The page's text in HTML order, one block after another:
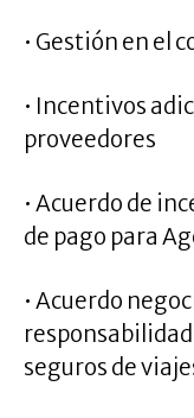
• Gestión en el
• Incentivos
proveedores
• Acuerdo de
de pago para
• Acuerdo
seguros de